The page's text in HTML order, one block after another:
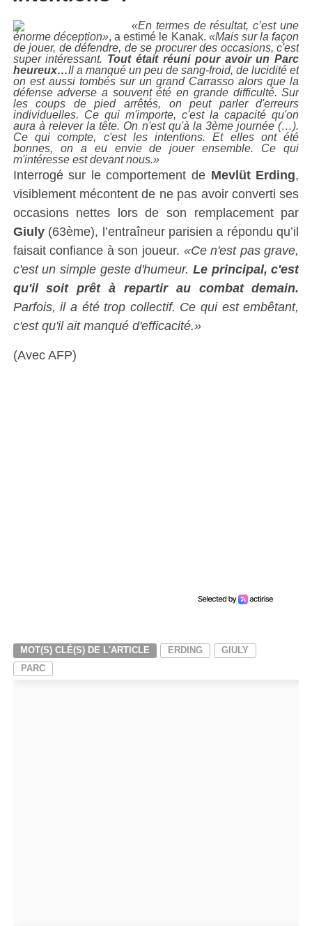
«En termes de résultat, c’est une
énorme déception», a estimé le Kanak. «Mais sur la façon
de jouer, de défendre, de se procurer des occasions, c'est
super intéressant. Tout était réuni pour avoir un Parc
heureux…Il a manqué un peu de sang-froid, de lucidité et
on est aussi tombés sur un grand Carrasso alors que la
défense adverse a souvent été en grande difficulté. Sur
les coups de pied arrêtés, on peut parler d'erreurs
individuelles. Ce qui m'importe, c'est la capacité qu'on
aura à relever la tête. On n'est qu'à la 3ème journée (…).
Ce qui compte, c'est les intentions. Et elles ont été
bonnes, on a eu envie de jouer ensemble. Ce qui
m'intéresse est devant nous.»
Interrogé sur le comportement de Mevlüt Erding,
visiblement mécontent de ne pas avoir converti ses
occasions nettes lors de son remplacement par
Giuly(63ème), l’entraîneur parisien a répondu qu’il
faisait confiance à son joueur. «Ce n'est pas grave,
c'est un simple geste d'humeur. Le principal, c'est
qu'il soit prêt à repartir au combat demain.
Parfois, il a été trop collectif. Ce qui est embêtant,
c'est qu'il ait manqué d'efficacité.»
(Avec AFP)
MOT(S) CLÉ(S) DE L'ARTICLE ERDING
GIULY
PARC